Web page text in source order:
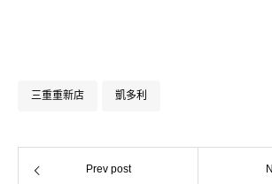
三重重新店 凱多利
Prev post